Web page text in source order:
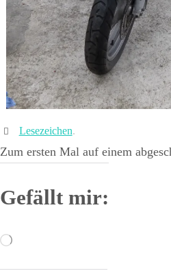
Lesezeichen.
Zum ersten Mal auf einem
Gefällt mir:
Wird